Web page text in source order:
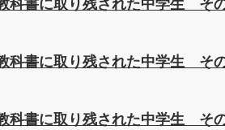
科書に取り残された中学生 そ
科書に取り残された中学生 そ